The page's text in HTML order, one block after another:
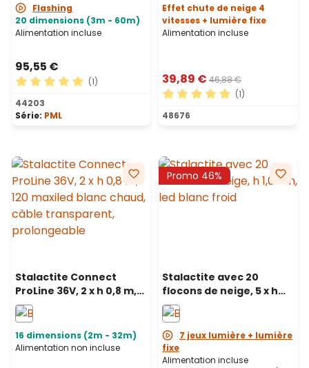
Flashing
20 dimensions (3m - 60m)
Alimentation incluse
95,55 €
Note moyenne de 5 sur 5 étoiles
(1)
44203
Série: PML
Effet chute de neige 4
vitesses + lumière fixe
Alimentation incluse
39,89 € 46,88 €
Note moyenne de 5 sur 5
(1)
48676
Stalactite Connect
ProLine 36V, 2 x h 0,8 m,
120 maxiled blanc chaud,
câble transparent,
prolongeable
16 dimensions (2m - 32m)
Alimentation non incluse
Promo 46%
Stalactite avec 20
flocons de neige, 5 x h
1,05 m, 600 led blanc
froid, prolongeable
7 jeux lumière + lumière
fixe
Alimentation incluse